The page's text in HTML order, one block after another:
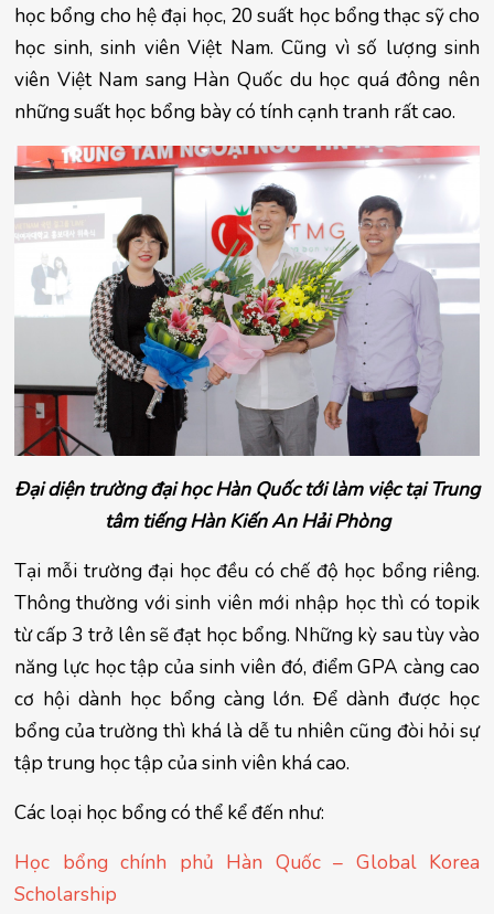
học bổng cho hệ đại học, 20 suất học bổng thạc sỹ cho
học sinh, sinh viên Việt Nam. Cũng vì số lượng sinh
viên Việt Nam sang Hàn Quốc du học quá đông nên
những suất học bổng bày có tính cạnh tranh rất cao.
Đại diện trường đại học Hàn Quốc tới làm việc tại Trung
tâm tiếng Hàn Kiến An Hải Phòng
Tại mỗi trường đại học đều có chế độ học bổng riêng.
Thông thường với sinh viên mới nhập học thì có topik
từ cấp 3 trở lên sẽ đạt học bổng. Những kỳ sau tùy vào
năng lực học tập của sinh viên đó, điểm GPA càng cao
cơ hội dành học bổng càng lớn. Để dành được học
bổng của trường thì khá là dễ tu nhiên cũng đòi hỏi sự
tập trung học tập của sinh viên khá cao.
Các loại học bổng có thể kể đến như:
Học bổng chính phủ Hàn Quốc – Global Korea
Scholarship